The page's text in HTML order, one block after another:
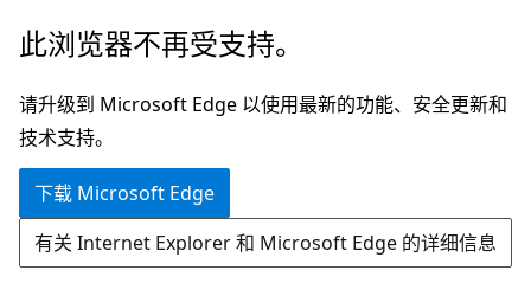
跳
主
要
内
此浏览器不再受支持。
请升级到 Microsoft Edge 以使用最新的功能、安全更新和
技术支持。
下载 Microsoft Edge
有关 Internet Explorer 和 Microsoft Edge 的详细信息